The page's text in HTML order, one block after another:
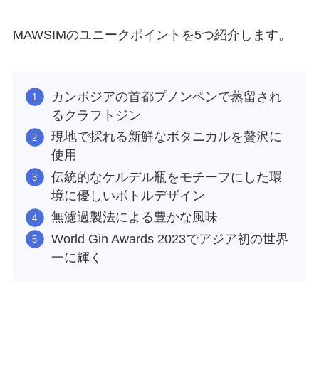
MAWSIMのユニークポイントを5つ紹介します。
カンボジアの首都プノンペンで蒸留され
るクラフトジン
現地で採れる新鮮なボタニカルを贅沢に
使用
伝統的なケルデル瓶をモチーフにした環
境に優しいボトルデザイン
無濾過製法による豊かな風味
World Gin Awards 2023でアジア初の世界
一に輝く